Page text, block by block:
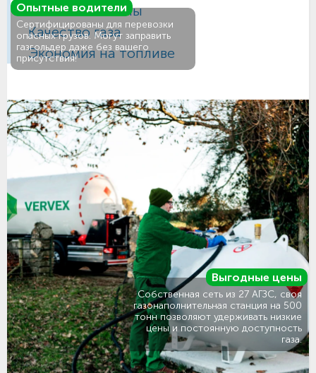
Газовые баллоны
Качество газа
Экономия на топливе
Опытные водители
Сертифицированы для перевозки
опасных грузов. Могут заправить
газгольдер даже без вашего
присутствия!
Выгодные цены
Собственная сеть из 27 АГЗС, своя
газонаполнительная станция на 500
тонн позволяют удерживать низкие
цены и постоянную доступность
газа.